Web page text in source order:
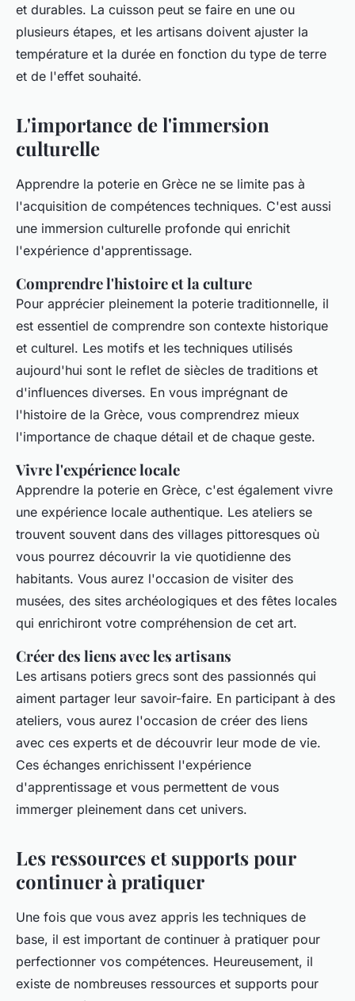
et durables. La cuisson peut se faire en une ou
plusieurs étapes, et les artisans doivent ajuster la
température et la durée en fonction du type de terre
et de l'effet souhaité.
L'importance de l'immersion
culturelle
Apprendre la poterie en Grèce ne se limite pas à
l'acquisition de compétences techniques. C'est aussi
une immersion culturelle profonde qui enrichit
l'expérience d'apprentissage.
Comprendre l'histoire et la culture
Pour apprécier pleinement la poterie traditionnelle, il
est essentiel de comprendre son contexte historique
et culturel. Les motifs et les techniques utilisés
aujourd'hui sont le reflet de siècles de traditions et
d'influences diverses. En vous imprégnant de
l'histoire de la Grèce, vous comprendrez mieux
l'importance de chaque détail et de chaque geste.
Vivre l'expérience locale
Apprendre la poterie en Grèce, c'est également vivre
une expérience locale authentique. Les ateliers se
trouvent souvent dans des villages pittoresques où
vous pourrez découvrir la vie quotidienne des
habitants. Vous aurez l'occasion de visiter des
musées, des sites archéologiques et des fêtes locales
qui enrichiront votre compréhension de cet art.
Créer des liens avec les artisans
Les artisans potiers grecs sont des passionnés qui
aiment partager leur savoir-faire. En participant à des
ateliers, vous aurez l'occasion de créer des liens
avec ces experts et de découvrir leur mode de vie.
Ces échanges enrichissent l'expérience
d'apprentissage et vous permettent de vous
immerger pleinement dans cet univers.
Les ressources et supports pour
continuer à pratiquer
Une fois que vous avez appris les techniques de
base, il est important de continuer à pratiquer pour
perfectionner vos compétences. Heureusement, il
existe de nombreuses ressources et supports pour